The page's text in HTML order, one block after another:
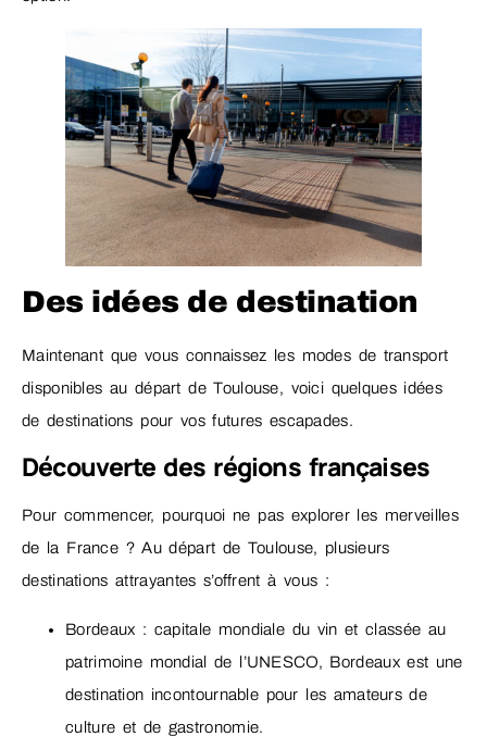
Des idées de destination
Maintenant que vous connaissez les modes de transport
disponibles au départ de Toulouse, voici quelques idées
de destinations pour vos futures escapades.
Découverte des régions françaises
Pour commencer, pourquoi ne pas explorer les merveilles
de la France ? Au départ de Toulouse, plusieurs
destinations attrayantes s’offrent à vous :
Bordeaux : capitale mondiale du vin et classée au
patrimoine mondial de l’UNESCO, Bordeaux est une
destination incontournable pour les amateurs de
culture et de gastronomie.